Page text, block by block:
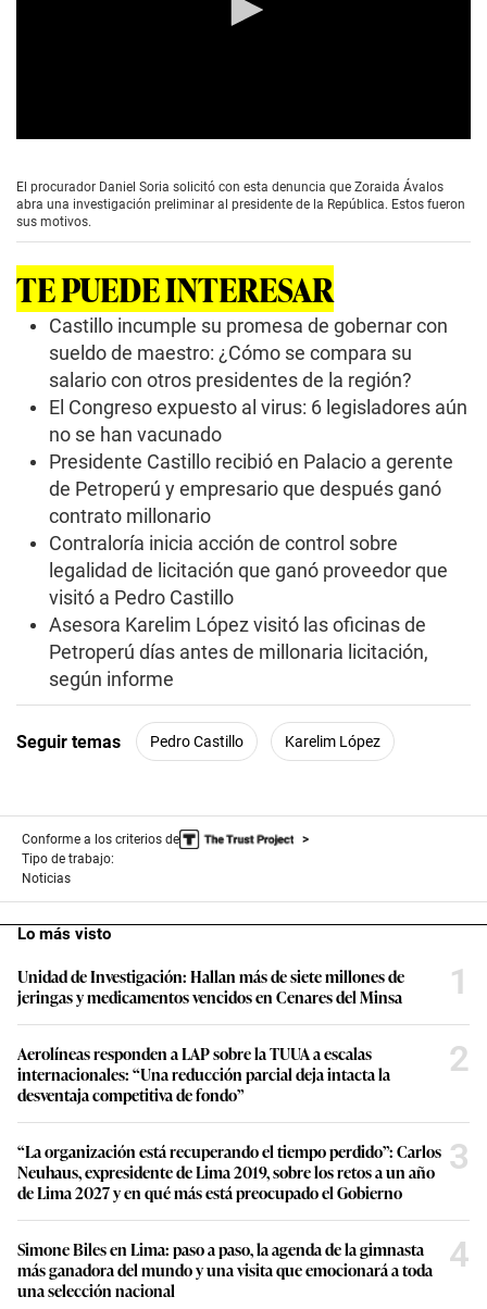
e
c
o
s
o
El procurador Daniel Soria solicitó con esta denuncia que Zoraida Ávalos
abra una investigación preliminar al presidente de la República. Estos fueron
sus motivos.
TE PUEDE INTERESAR
Castillo incumple su promesa de gobernar con
sueldo de maestro: ¿Cómo se compara su
salario con otros presidentes de la región?
El Congreso expuesto al virus: 6 legisladores aún
no se han vacunado
Presidente Castillo recibió en Palacio a gerente
de Petroperú y empresario que después ganó
contrato millonario
Contraloría inicia acción de control sobre
legalidad de licitación que ganó proveedor que
visitó a Pedro Castillo
Asesora Karelim López visitó las oficinas de
Petroperú días antes de millonaria licitación,
según informe
Seguir temas Pedro Castillo Karelim López
Conforme a los criterios de
Tipo de trabajo:
Noticias
Lo más visto
Unidad de Investigación: Hallan más de siete millones de
jeringas y medicamentos vencidos en Cenares del Minsa
1
Aerolíneas responden a LAP sobre la TUUA a escalas
internacionales: “Una reducción parcial deja intacta la
desventaja competitiva de fondo”
2
“La organización está recuperando el tiempo perdido”: Carlos
Neuhaus, expresidente de Lima 2019, sobre los retos a un año
de Lima 2027 y en qué más está preocupado el Gobierno
3
Simone Biles en Lima: paso a paso, la agenda de la gimnasta
más ganadora del mundo y una visita que emocionará a toda
una selección nacional
4